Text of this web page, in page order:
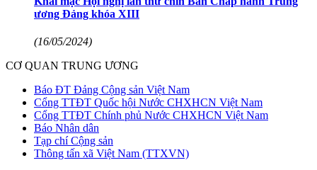
ương Đảng khóa XIII
(16/05/2024)
CƠ QUAN TRUNG ƯƠNG
Báo ĐT Đảng Cộng sản Việt Nam
Cổng TTĐT Quốc hội Nước CHXHCN Việt Nam
Cổng TTĐT Chính phủ Nước CHXHCN Việt Nam
Báo Nhân dân
Tạp chí Cộng sản
Thông tấn xã Việt Nam (TTXVN)